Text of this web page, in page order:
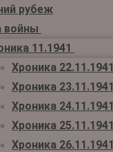
рубеж
войны
11.1941
Хроника 22.11.1941
Хроника 23.11.1941
Хроника 24.11.1941
Хроника 25.11.1941
Хроника 26.11.1941